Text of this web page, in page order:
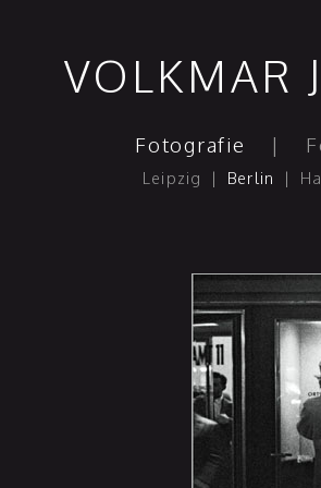
VOLKMAR
Fotografie |
Leipzig | Berlin |